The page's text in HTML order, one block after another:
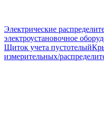
Электрические
электроустановочное
Щиток учета пустотелый
измерительных/